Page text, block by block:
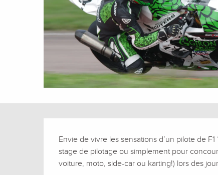
Description
Envie de vivre les sensations d’un pilote de
stage de pilotage ou simplement pour
voiture, moto, side-car ou karting!) lors des